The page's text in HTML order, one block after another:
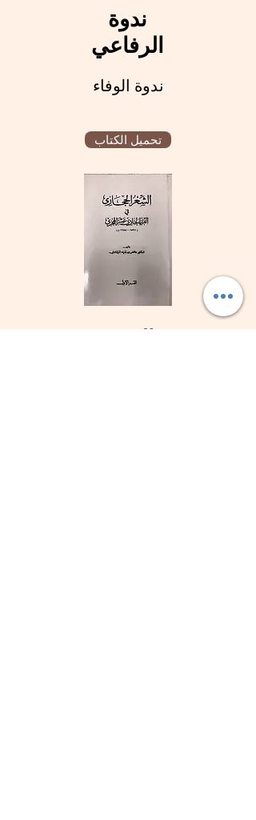
الشعر
ندوة
الرفاعي
ندوة الوفاء
تحميل الكتاب